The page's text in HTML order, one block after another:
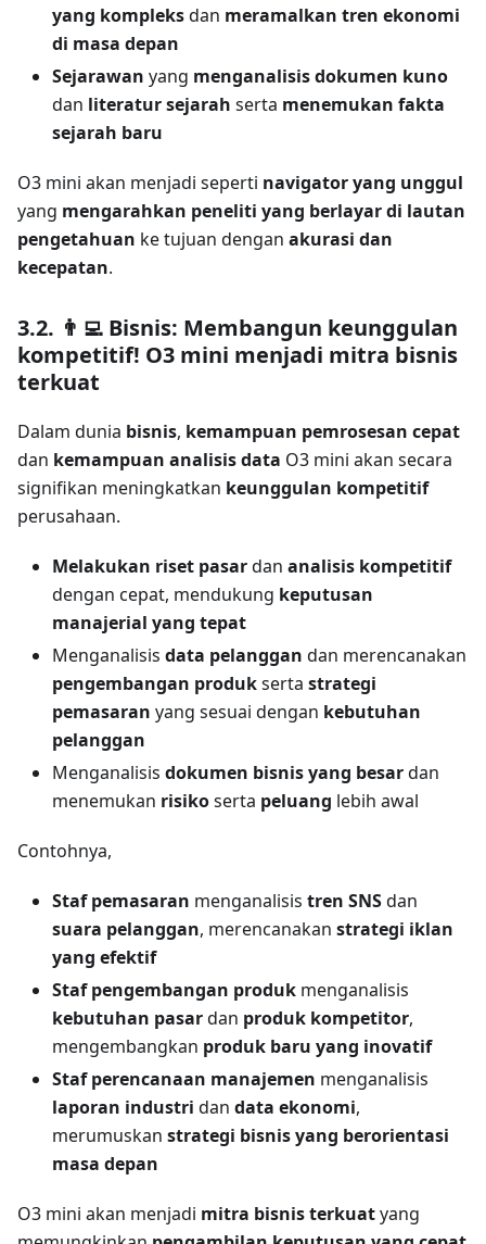
yang kompleksdan meramalkan tren ekonomi
di masa depan
Sejarawan yang menganalisis dokumen kuno
dan literatur sejarah serta menemukan fakta
sejarah baru
O3 mini akan menjadi seperti navigator yang unggul
yang mengarahkan peneliti yang berlayar di lautan
pengetahuan ke tujuan dengan akurasi dan
kecepatan.
3.2. 👨‍💻 Bisnis: Membangun keunggulan
kompetitif! O3 mini menjadi mitra bisnis
terkuat
Dalam dunia bisnis, kemampuan pemrosesan cepat
dan kemampuan analisis data O3 mini akan secara
signifikan meningkatkan keunggulan kompetitif
perusahaan.
Melakukan riset pasardan analisis kompetitif
dengan cepat, mendukung keputusan
manajerial yang tepat
Menganalisis data pelanggan dan merencanakan
pengembangan produkserta strategi
pemasaran yang sesuai dengan kebutuhan
pelanggan
Menganalisis dokumen bisnis yang besardan
menemukan risikoserta peluang lebih awal
Contohnya,
Staf pemasaran menganalisis tren SNSdan
suara pelanggan, merencanakan strategi iklan
yang efektif
Staf pengembangan produk menganalisis
kebutuhan pasardan produk kompetitor,
mengembangkan produk baru yang inovatif
Staf perencanaan manajemen menganalisis
laporan industri dan data ekonomi,
merumuskan strategi bisnis yang berorientasi
masa depan
O3 mini akan menjadi mitra bisnis terkuatyang